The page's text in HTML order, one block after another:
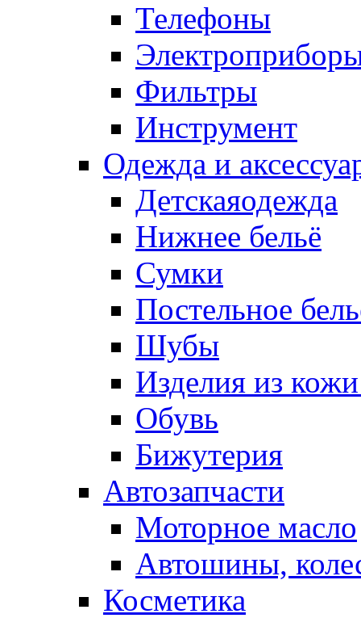
Телефоны
Фильтры
Инструмент
Одежда и
Детскаяодежда
Нижнее бельё
Сумки
Постельное
Шубы
Изделия из
Обувь
Бижутерия
Автозапчасти
Моторное масло
Автошины,
Косметика